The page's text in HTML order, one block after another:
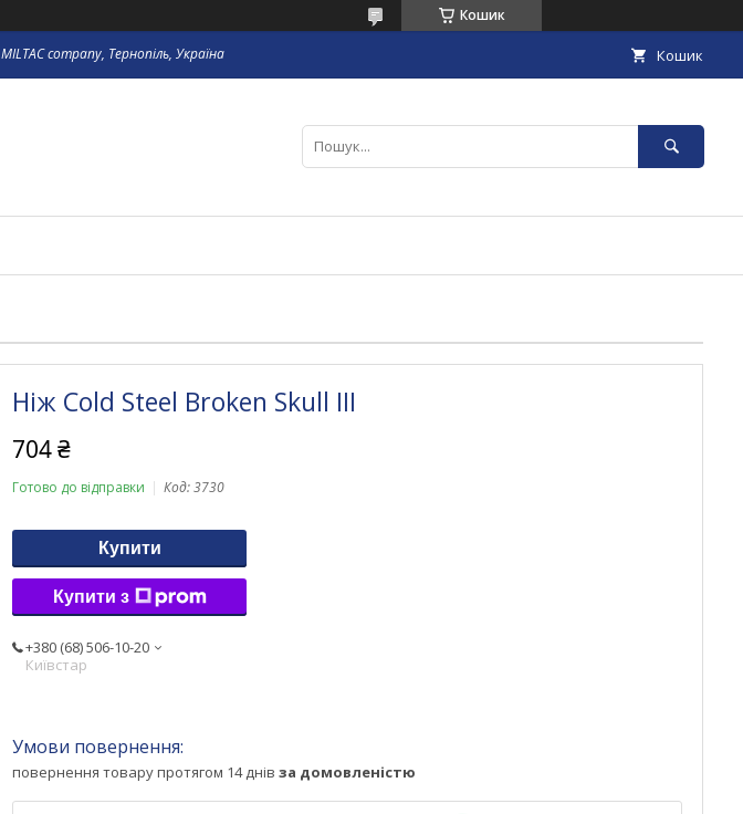
Кошик
MILTAC company, Тернопіль, Україна Кошик
Ніж Cold Steel Broken Skull III
704 ₴
Готово до відправки Код:3730
Купити
Купити з
+380 (68) 506-10-20
Київстар
повернення товару протягом 14 днів за домовленістю